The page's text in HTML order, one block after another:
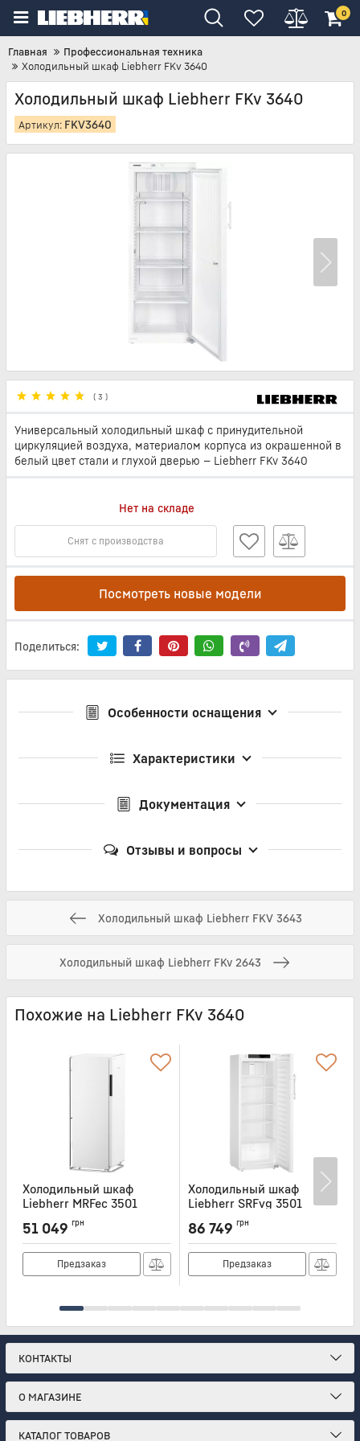
0
Главная
Профессиональная техника
Холодильный шкаф Liebherr FKv 3640
Холодильный шкаф Liebherr FKv 3640
Артикул: FKV3640
( 3 )
Универсальный холодильный шкаф с принудительной
циркуляцией воздуха, материалом корпуса из окрашенной в
белый цвет стали и глухой дверью — Liebherr FKv 3640
Нет на складе
Снят с производства
Посмотреть новые модели
Поделиться:
Особенности оснащения
Характеристики
Документация
Отзывы и вопросы
Холодильный шкаф Liebherr FKV 3643
Холодильный шкаф Liebherr FKv 2643
Похожие на Liebherr FKv 3640
Холодильный шкаф
Liebherr MRFec 3501
MRFEC3501
51 049 грн
Предзаказ
Холодильный шкаф
Liebherr SRFvg 3501
SRFVG3501
86 749 грн
Предзаказ
КОНТАКТЫ
О МАГАЗИНЕ
КАТАЛОГ ТОВАРОВ